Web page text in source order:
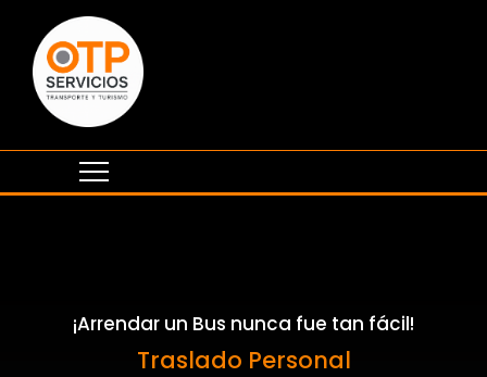
¡Arrendar un Bus nunca fue tan fácil!
Traslado Personal